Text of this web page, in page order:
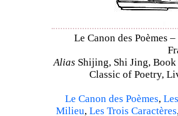
Le Canon des Poèmes
Alias Shijing, Shi Jing,
Classic of Poetry,
Le Canon des Poèmes,
Milieu, Les Trois Caractères